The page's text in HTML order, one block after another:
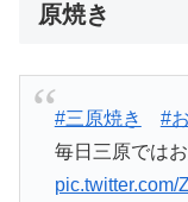
原焼き
#三原焼き #
毎日三原ではお
pic.twitter.com/